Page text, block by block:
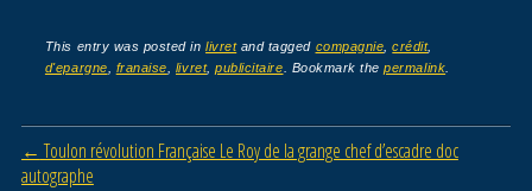
c
e
b
o
tt
er
ail
ta
g
er
This entry was posted inlivretand tagged compagnie ,crédit,
d'epargne
franaise livret,publicitaire . Bookmark thepermalink
Post navigation
← Toulon révolution Française Le Roy de la grange chef d’escadre doc
autographe